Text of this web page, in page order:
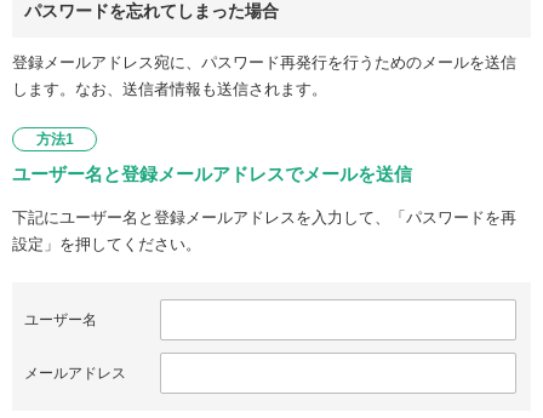
パスワードを忘れてしまった場合
登録メールアドレス宛に、パスワード再発行を行うためのメールを送信
します。なお、送信者情報も送信されます。
方法1
ユーザー名と登録メールアドレスでメールを送信
下記にユーザー名と登録メールアドレスを入力して、「パスワードを再
設定」を押してください。
ユーザー名
メールアドレス